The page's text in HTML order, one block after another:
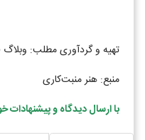
تهیه و گردآوری مطلب: وبلاگ
منبع: هنر منبت‌کاری
با ارسال دیدگاه و پیشنهادات